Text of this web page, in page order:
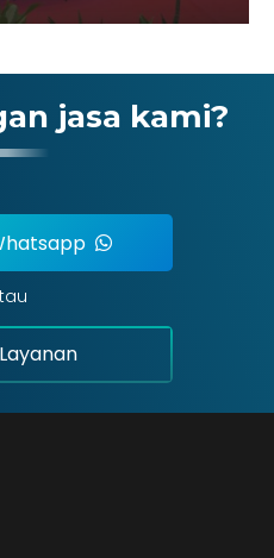
jasa kami?